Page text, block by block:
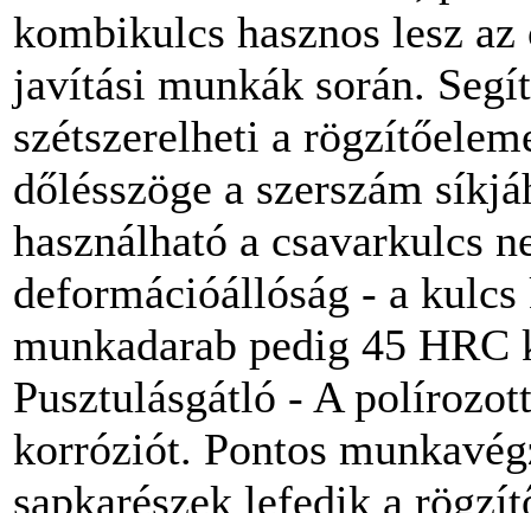
kombikulcs hasznos lesz
javítási munkák során.
szétszerelheti a
dőlésszöge a szerszám
használható a csavarkulcs
deformációállóság - a
munkadarab pedig 45 HRC
Pusztulásgátló - A
korróziót. Pontos
sapkarészek lefedik a